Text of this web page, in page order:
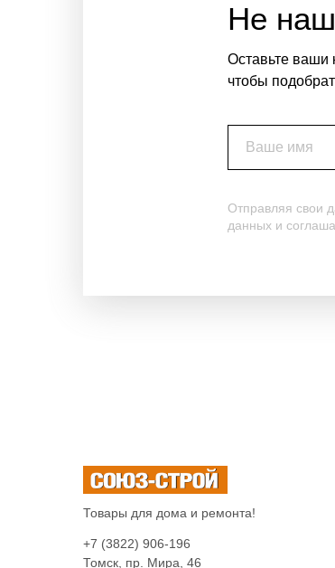
Ваше имя
Не
Оставьте ваши
чтобы
Отправляя свои
данных и
Товары для дома и ремонта!
+7 (3822) 906-196
Томск, пр. Мира, 46